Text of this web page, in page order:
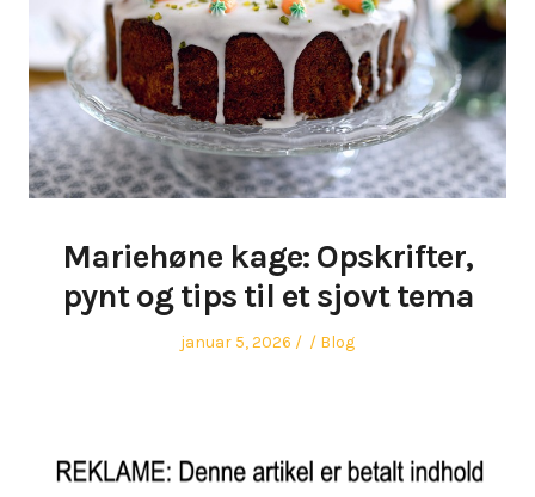
Mariehøne kage: Opskrifter,
pynt og tips til et sjovt tema
Posted
januar 5, 2026 Author
Posted
Blog